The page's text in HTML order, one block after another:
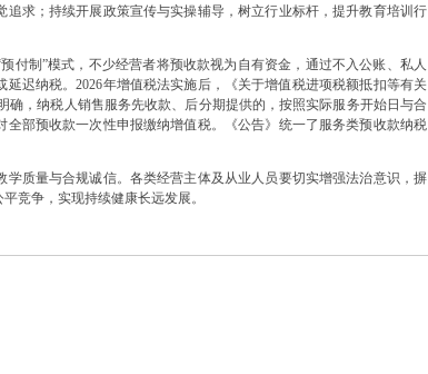
（二）
发行动指令9742条
库区绿色果业样板
端产品入校
求；持续开展政策宣传与实操辅导，树立行业标杆，提升教育培训行
制”模式，不少经营者将预收款视为自有资金，通过不入公账、私人
迟纳税。2026年增值税法实施后，《关于增值税进项税额抵扣等有关
确，纳税人销售服务先收款、后分期提供的，按照实际服务开始日与合
部预收款一次性申报缴纳增值税。《公告》统一了服务类预收款纳税
质量与合规诚信。各类经营主体及从业人员要切实增强法治意识，摒
竞争，实现持续健康长远发展。